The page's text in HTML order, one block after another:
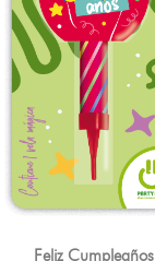
Feliz Cumpleaños